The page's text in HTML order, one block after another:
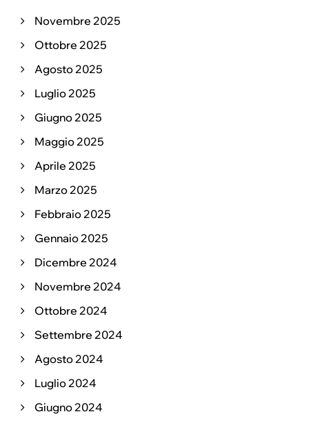
Novembre 2025
Ottobre 2025
Agosto 2025
Luglio 2025
Giugno 2025
Maggio 2025
Aprile 2025
Marzo 2025
Febbraio 2025
Gennaio 2025
Dicembre 2024
Novembre 2024
Ottobre 2024
Settembre 2024
Agosto 2024
Luglio 2024
Giugno 2024